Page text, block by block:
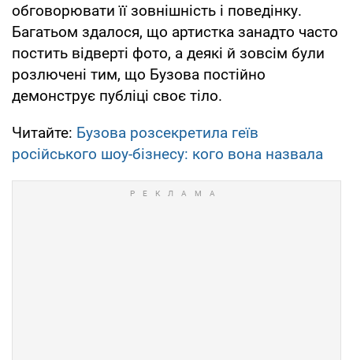
обговорювати її зовнішність і поведінку.
Багатьом здалося, що артистка занадто часто
постить відверті фото, а деякі й зовсім були
розлючені тим, що Бузова постійно
демонструє публіці своє тіло.
Читайте: Бузова розсекретила геїв
російського шоу-бізнесу: кого вона назвала